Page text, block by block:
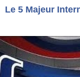
Le 5 Majeur